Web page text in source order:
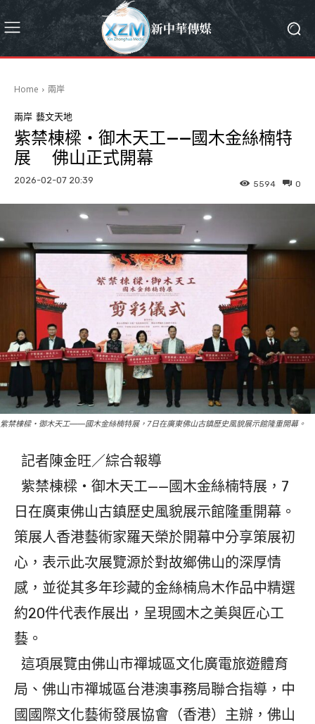
Home 兩岸
兩岸 藝文天地
紫禁棟樑・御木天工——國木金絲楠特
展 佛山正式開幕
2026-02-07 20:39 0
5594
紫禁棟樑・御木天工——國木金絲楠特展，7日在廣東佛山古鎮歷史風貌展示館隆重開幕。
記者陳金旺／綜合報導
紫禁棟樑・御木天工——國木金絲楠特展，7
日在廣東佛山古鎮歷史風貌展示館隆重開幕。
策展人香港藝術家羅天榮於開幕中分享策展初
心，表示此次展覽源於對故鄉佛山的深厚情
感，並從其多年珍藏的金絲楠烏木作品中精選
約20件代表作展出，呈現國木之美與匠心工
藝。
這項展覽由佛山市禪城區文化廣電旅遊體育
局、佛山市禪城區台港澳事務局聯合指導，中
國國際文化藝術發展協會（香港）主辦，佛山